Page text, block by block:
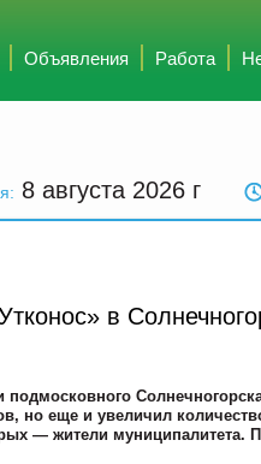
Объявления Работа
8 августа 2026 г
в
подмосковного
но еще и увеличил
— жители муниципалитета.